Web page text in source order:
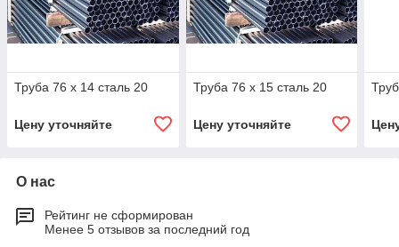
Труба 76 х 14 сталь 20
Цену уточняйте
Труба 76 х 15 сталь 20
Цену уточняйте
О нас
Рейтинг не сформирован
Менее 5 отзывов за последний год